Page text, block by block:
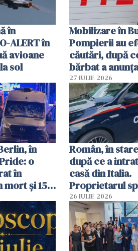
în
ALERT în
avioane
sol
Mobilizare în
Pompierii au
căutări, după
bărbat a
că a văzut un
luminos
27 IULIE 2026
în
o
în
mort și 15
Român, în
după ce a
casă din Italia.
Proprietarul
s-a apărat cu
26 IULIE 2026